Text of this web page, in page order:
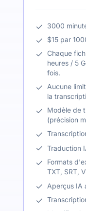
3000
$15 par
Chaque
heures / 5
fois.
Aucune
la
Modèle de
(précision
Traduction
Formats
TXT, SRT,
Aperçus IA